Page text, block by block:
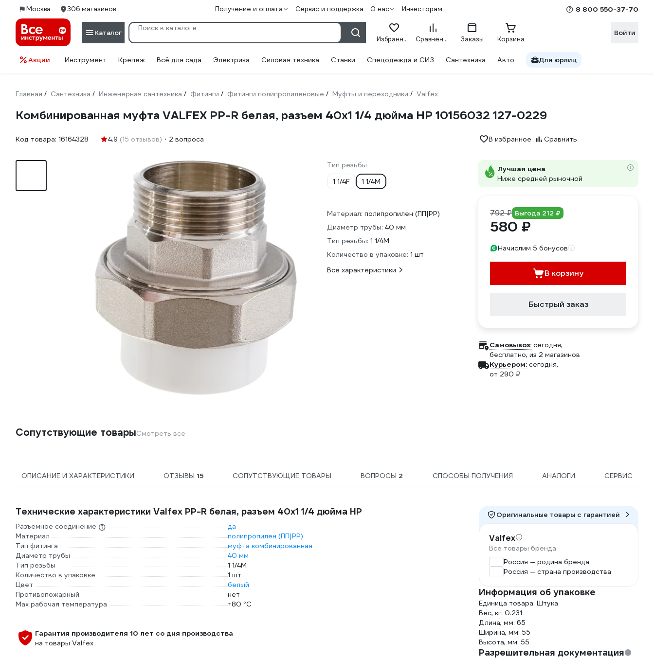
Москва 306 магазинов Получение и оплата Сервис и поддержка О нас Инвесторам 8 800 550-37-70
Каталог
Избранное Сравнение Заказы Корзина
Войти
Акции Инструмент Крепеж Всё для сада Электрика Силовая техника Станки Спецодежда и СИЗ Сантехника Авто Для юрлиц
Главная / Сантехника / Инженерная сантехника / Фитинги / Фитинги полипропиленовые / Муфты и переходники / Valfex
Комбинированная муфта VALFEX PP-R белая, разъем 40х1 1/4 дюйма НР 10156032 127-0229
Код товара: 16164328 4.9 (15 отзывов) 2 вопроса В избранное Сравнить
Тип резьбы
1 1/4F
1 1/4M
Материал: полипропилен (ПП|PP)
Диаметр трубы: 40 мм
Тип резьбы: 1 1/4M
Количество в упаковке: 1 шт
Все характеристики
Лучшая цена
Ниже средней рыночной
792 ₽ Выгода 212 ₽
580 ₽
Начислим 5 бонусов
В корзину
Быстрый заказ
Самовывоз: сегодня,
бесплатно, из 2 магазинов
Курьером: сегодня,
от 290 ₽
Сопутствующие товарыСмотреть все
ОПИСАНИЕ И ХАРАКТЕРИСТИКИ ОТЗЫВЫ 15 СОПУТСТВУЮЩИЕ ТОВАРЫ ВОПРОСЫ 2 СПОСОБЫ ПОЛУЧЕНИЯ АНАЛОГИ СЕРВИС
Технические характеристики Valfex PP-R белая, разъем 40х1 1/4 дюйма НР
Разъемное соединение
да
Материал
полипропилен (ПП|PP)
Тип фитинга
муфта комбинированная
Диаметр трубы
40 мм
Тип резьбы
1 1/4M
Количество в упаковке
1 шт
Цвет
белый
Противопожарный
нет
Max рабочая температура
+80 °С
Гарантия производителя 10 лет со дня производства
на товары Valfex
Оригинальные товары c гарантией
Valfex
Все товары бренда
Россия — родина бренда
Россия — страна производства
Информация об упаковке
Единица товара: Штука
Вес, кг: 0.231
Длина, мм: 65
Ширина, мм: 55
Высота, мм: 55
Разрешительная документация